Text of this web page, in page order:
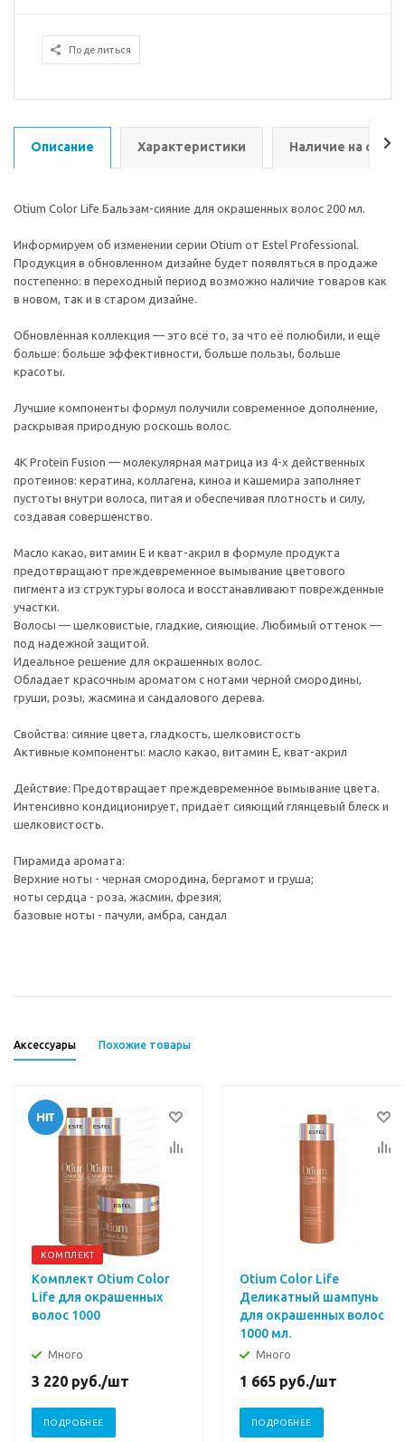
Поделиться
Описание Характеристики Наличие на
Otium Color Life Бальзам-сияние для окрашенных волос 200 мл.
Информируем об изменении серии Otium от Estel Professional.
Продукция в обновленном дизайне будет появляться в продаже
постепенно: в переходный период возможно наличие товаров как
в новом, так и в старом дизайне.
Обновлённая коллекция — это всё то, за что её полюбили, и ещё
больше: больше эффективности, больше пользы, больше
красоты.
Лучшие компоненты формул получили современное дополнение,
раскрывая природную роскошь волос.
4K Protein Fusion — молекулярная матрица из 4-х действенных
протеинов: кератина, коллагена, киноа и кашемира заполняет
пустоты внутри волоса, питая и обеспечивая плотность и силу,
создавая совершенство.
Масло какао, витамин Е и кват-акрил в формуле продукта
предотвращают преждевременное вымывание цветового
пигмента из структуры волоса и восстанавливают поврежденные
участки.
Волосы — шелковистые, гладкие, сияющие. Любимый оттенок —
под надежной защитой.
Идеальное решение для окрашенных волос.
Обладает красочным ароматом с нотами черной смородины,
груши, розы, жасмина и сандалового дерева.
Свойства: сияние цвета, гладкость, шелковистость
Активные компоненты: масло какао, витамин Е, кват-акрил
Действие: Предотвращает преждевременное вымывание цвета.
Интенсивно кондиционирует, придаёт сияющий глянцевый блеск и
шелковистость.
Пирамида аромата:
Верхние ноты - черная смородина, бергамот и груша;
ноты сердца - роза, жасмин, фрезия;
базовые ноты - пачули, амбра, сандал
Аксессуары Похожие товары
КОМПЛЕКТ
Комплект Otium Color
Life для окрашенных
волос 1000
Много
3 220 руб./шт
ПОДРОБНЕЕ
Otium Color Life
Деликатный шампунь
для окрашенных волос
1000 мл.
Много
1 665 руб./шт
ПОДРОБНЕЕ